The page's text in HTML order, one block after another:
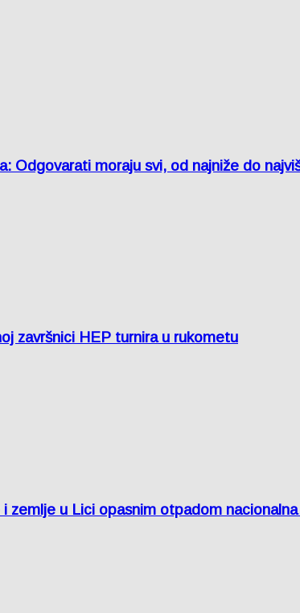
Odgovarati moraju svi, od najniže do
završnici HEP turnira u rukometu
zemlje u Lici opasnim otpadom